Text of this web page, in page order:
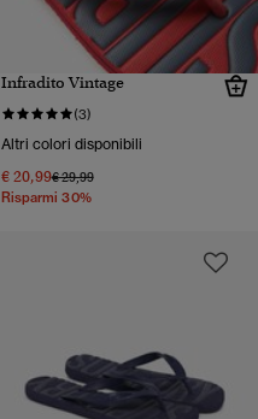
Infradito Vintage
(3)
Altri colori disponibili
€ 20,99Prezzo ridotto da
€ 29,99a
Risparmi 30%